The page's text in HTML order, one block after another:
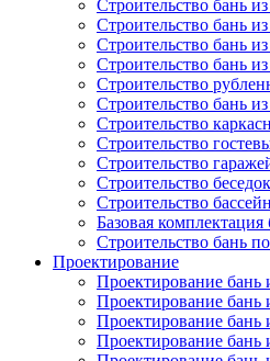
Строительство бань из
Строительство бань
Строительство бань
Строительство бань
Строительство
Строительство бань
Строительство
Строительство
Строительство
Строительство беседок
Строительство
Базовая комплектация
Строительство бань
Проектирование
Проектирование бань
Проектирование бань
Проектирование бань
Проектирование бань